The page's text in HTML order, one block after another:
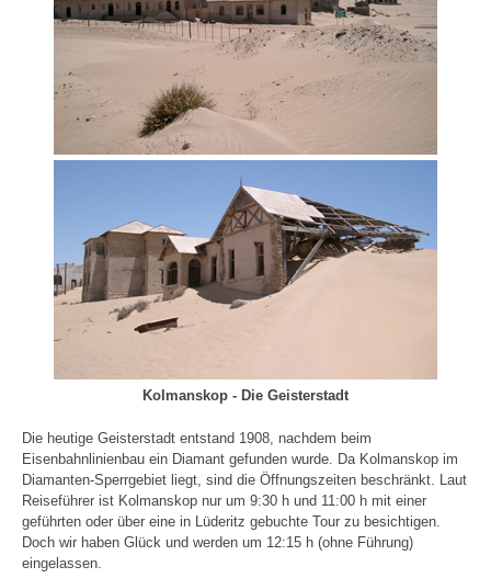
Kolmanskop - Die Geisterstadt
Die heutige Geisterstadt entstand 1908, nachdem beim
Eisenbahnlinienbau ein Diamant gefunden wurde. Da Kolmanskop im
Diamanten-Sperrgebiet liegt, sind die Öffnungszeiten beschränkt. Laut
Reiseführer ist Kolmanskop nur um 9:30 h und 11:00 h mit einer
geführten oder über eine in Lüderitz gebuchte Tour zu besichtigen.
Doch wir haben Glück und werden um 12:15 h (ohne Führung)
eingelassen.